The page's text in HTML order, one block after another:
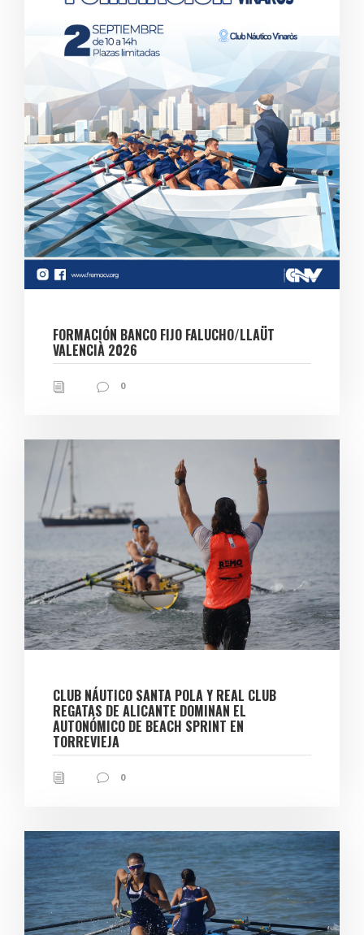
FORMACIÓN BANCO FIJO FALUCHO/LLAÜT
VALENCIÀ 2026
0
CLUB NÁUTICO SANTA POLA Y REAL CLUB
REGATAS DE ALICANTE DOMINAN EL
AUTONÓMICO DE BEACH SPRINT EN
TORREVIEJA
0